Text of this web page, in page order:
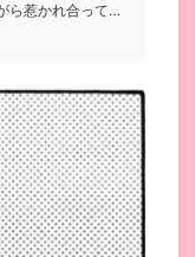
ら惹かれ合って